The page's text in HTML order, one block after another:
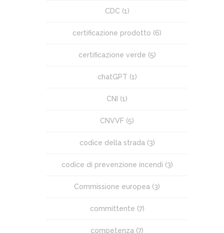
CDC (1)
certificazione prodotto (6)
certificazione verde (5)
chatGPT (1)
CNI (1)
CNVVF (5)
codice della strada (3)
codice di prevenzione incendi (3)
Commissione europea (3)
committente (7)
competenza (7)